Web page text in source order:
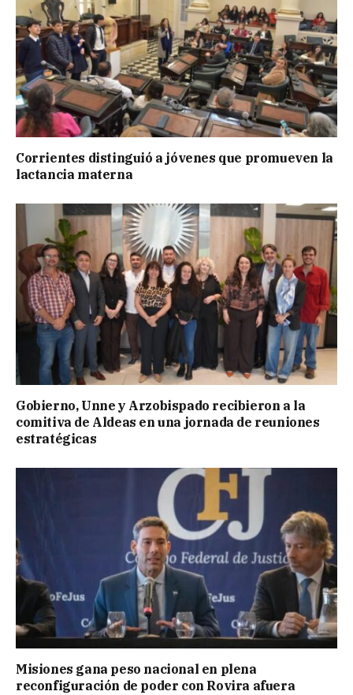
Corrientes distinguió a jóvenes que promueven la
lactancia materna
Gobierno, Unne y Arzobispado recibieron a la
comitiva de Aldeas en una jornada de reuniones
estratégicas
Misiones gana peso nacional en plena
reconfiguración de poder con Rovira afuera